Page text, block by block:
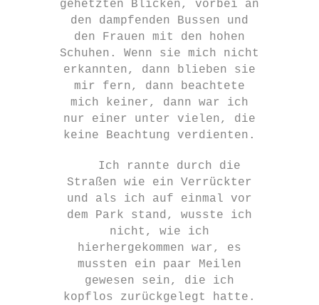
gehetzten Blicken, vorbei an
den dampfenden Bussen und
den Frauen mit den hohen
Schuhen. Wenn sie mich nicht
erkannten, dann blieben sie
mir fern, dann beachtete
mich keiner, dann war ich
nur einer unter vielen, die
keine Beachtung verdienten.
Ich rannte durch die
Straßen wie ein Verrückter
und als ich auf einmal vor
dem Park stand, wusste ich
nicht, wie ich
hierhergekommen war, es
mussten ein paar Meilen
gewesen sein, die ich
kopflos zurückgelegt hatte.